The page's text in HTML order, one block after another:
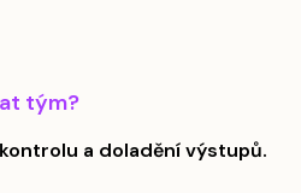
tým?
a doladění výstupů.